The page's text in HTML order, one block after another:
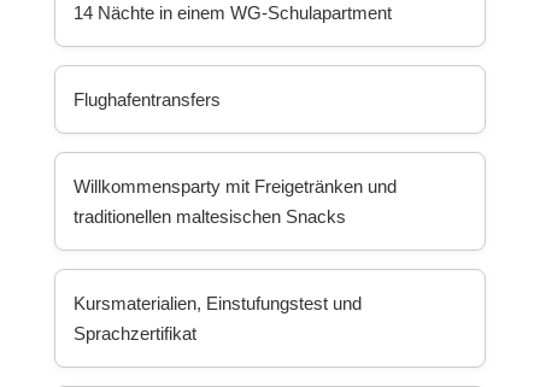
14 Nächte in einem WG-Schulapartment
Flughafentransfers
Willkommensparty mit Freigetränken und
traditionellen maltesischen Snacks
Kursmaterialien, Einstufungstest und
Sprachzertifikat